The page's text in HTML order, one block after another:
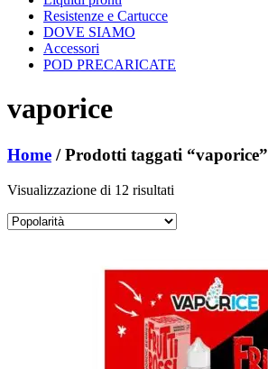
Resistenze e Cartucce
DOVE SIAMO
Accessori
POD PRECARICATE
vaporice
Home / Prodotti taggati “vaporice”
Visualizzazione di 12 risultati